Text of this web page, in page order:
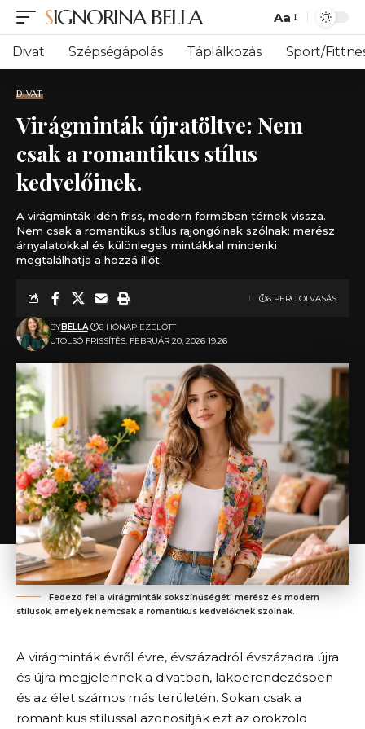
SIGNORINA BELLA
Font
Resizer
Aa
Divat Szépségápolás Táplálkozás Sport/
DIVAT
Virágminták újratöltve: Nem
csak a romantikus stílus
kedvelőinek.
A virágminták idén friss, modern formában térnek vissza.
Nem csak a romantikus stílus rajongóinak szólnak: merész
árnyalatokkal és különleges mintákkal mindenki
megtalálhatja a hozzá illőt.
UTOLSÓ FRISSÍTÉS: FEBRUÁR 20, 2026 19:26
BYBELLA 6 HÓNAP EZELŐTT
6 PERC OLVASÁS
Fedezd fel a virágminták sokszínűségét: merész és modern
stílusok, amelyek nemcsak a romantikus kedvelőknek szólnak.
A virágminták évről évre, évszázadról évszázadra újra
és újra megjelennek a divatban, lakberendezésben
és az élet számos más területén. Sokan csak a
romantikus stílussal azonosítják ezt az örökzöld